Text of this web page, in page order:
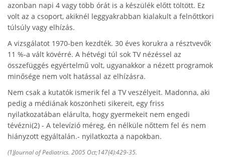
azonban napi 4 vagy több órát is a készülék előtt töltött. Ez
volt az a csoport, akiknél leggyakrabban kialakult a felnőttkori
túlsúly vagy elhízás.
A vizsgálatot 1970-ben kezdték. 30 éves korukra a résztvevők
11 %-a vált kövérré. A hétvégi túl sok TV nézéssel az
összefüggés egyértelmű volt, ugyanakkor a nézett programok
minősége nem volt hatással az elhízásra.
Nem csak a kutatók ismerik fel a TV veszélyeit. Madonna, aki
pedig a médiának köszönheti sikereit, egy friss
nyilatkozatában elárulta, hogy gyermekeit nem engedi
tévézni(2) - A televízió méreg, én nélküle nőttem fel és nem
hiányzott egyáltalán.- nyilatkozta a napokban.
(1)Journal of Pediatrics. 2005 Oct;147(4):429-35.